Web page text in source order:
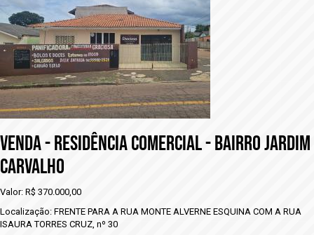
VENDA - rESIDÊNCIA COMERCIAL - BAIRRO JARDIM
CARVALHO
Valor: R$ 370.000,00
Localização: FRENTE PARA A RUA MONTE ALVERNE ESQUINA COM A RUA
ISAURA TORRES CRUZ, nº 30